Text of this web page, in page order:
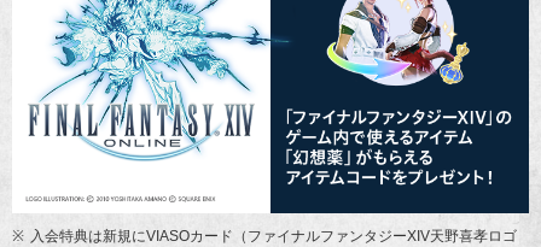
入会特典は新規にVIASOカード（ファイナルファンタジーXIV天野喜孝ロゴ